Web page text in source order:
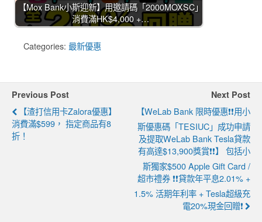
【Mox Bank小斯迎新】用邀請碼「2000MOXSC」
消費滿HK$4,000 +…
Categories: 最新優惠
Previous Post
【渣打信用卡Zalora優惠】
消費滿$599， 指定商品有8
折！
Next Post
【WeLab Bank 限時優惠❗❗用小
斯優惠碼「TESIUC」成功申請
及提取WeLab Bank Tesla貸款
有高達$13,900獎賞❗❗】 包括小
斯獨家$500 Apple Gift Card /
超市禮券 ❗❗貸款年平息2.01% +
1.5% 活期年利率 + Tesla超級充
電20%現金回贈❗